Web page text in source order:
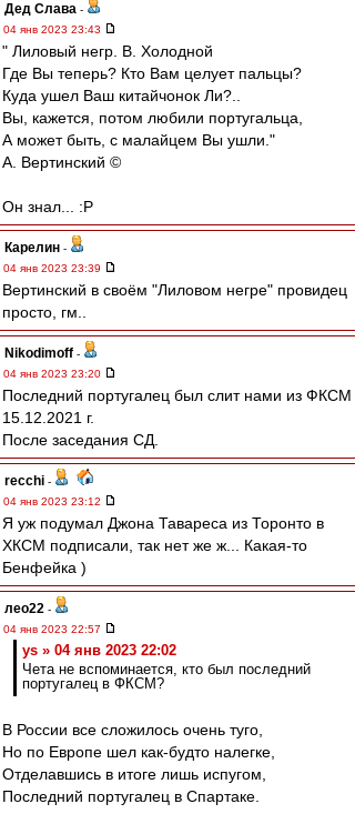
Дед Слава -
04 янв 2023 23:43
" Лиловый негр. В. Холодной
Где Вы теперь? Кто Вам целует пальцы?
Куда ушел Ваш китайчонок Ли?..
Вы, кажется, потом любили португальца,
А может быть, с малайцем Вы ушли."
А. Вертинский ©
Он знал... :P
Карелин -
04 янв 2023 23:39
Вертинский в своём "Лиловом негре" провидец
просто, гм..
Nikodimoff -
04 янв 2023 23:20
Последний португалец был слит нами из ФКСМ
15.12.2021 г.
После заседания СД.
recchi -
04 янв 2023 23:12
Я уж подумал Джона Тавареса из Торонто в
ХКСМ подписали, так нет же ж... Какая-то
Бенфейка )
лео22 -
04 янв 2023 22:57
ys » 04 янв 2023 22:02
Чета не вспоминается, кто был последний
португалец в ФКСМ?
В России все сложилось очень туго,
Но по Европе шел как-будто налегке,
Отделавшись в итоге лишь испугом,
Последний португалец в Спартаке.